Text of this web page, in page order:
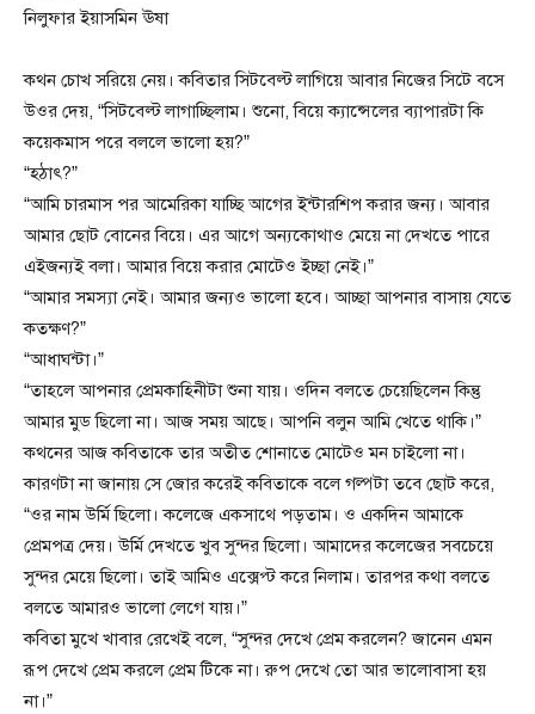
নিলুফার ইয়াসমিন ঊষা
কথন চোখ সরিয়ে নেয়। কবিতার সিটবেল্ট লাগিয়ে আবার নিজের সিটে বসে
উওর দেয়, “সিটবেল্ট লাগাচ্ছিলাম। শুনো, বিয়ে ক্যান্সেলের ব্যাপারটা কি
কয়েকমাস পরে বললে ভালো হয়?”
“হঠাৎ?”
“আমি চারমাস পর আমেরিকা যাচ্ছি আগের ইন্টারশিপ করার জন্য। আবার
আমার ছোট বোনের বিয়ে। এর আগে অন্যকোথাও মেয়ে না দেখতে পারে
এইজন্যই বলা। আমার বিয়ে করার মোটেও ইচ্ছা নেই।”
“আমার সমস্যা নেই। আমার জন্যও ভালো হবে। আচ্ছা আপনার বাসায় যেতে
কতক্ষণ?”
“আধাঘন্টা।”
“তাহলে আপনার প্রেমকাহিনীটা শুনা যায়। ওদিন বলতে চেয়েছিলেন কিন্তু
আমার মুড ছিলো না। আজ সময় আছে। আপনি বলুন আমি খেতে থাকি।”
কথনের আজ কবিতাকে তার অতীত শোনাতে মোটেও মন চাইলো না।
কারণটা না জানায় সে জোর করেই কবিতাকে বলে গল্পটা তবে ছোট করে,
“ওর নাম উর্মি ছিলো। কলেজে একসাথে পড়তাম। ও একদিন আমাকে
প্রেমপত্র দেয়। উর্মি দেখতে খুব সুন্দর ছিলো। আমাদের কলেজের সবচেয়ে
সুন্দর মেয়ে ছিলো। তাই আমিও এক্সেপ্ট করে নিলাম। তারপর কথা বলতে
বলতে আমারও ভালো লেগে যায়।”
কবিতা মুখে খাবার রেখেই বলে, “সুন্দর দেখে প্রেম করলেন? জানেন এমন
রূপ দেখে প্রেম করলে প্রেম টিকে না। রুপ দেখে তো আর ভালোবাসা হয়
না।”